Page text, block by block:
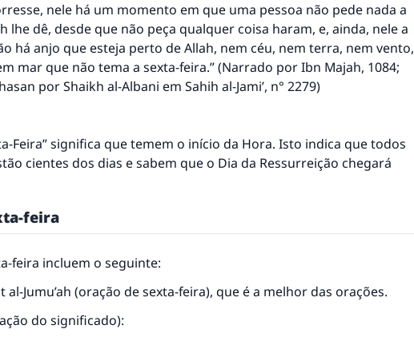
nele há um momento em que uma pessoa não pede nada a
lhe dê, desde que não peça qualquer coisa haram, e, ainda, nele a
há anjo que esteja perto de Allah, nem céu, nem terra, nem vento,
mar que não tema a sexta-feira.” (Narrado por Ibn Majah, 1084;
por Shaikh al-Albani em Sahih al-Jami’, n° 2279)
Feira” significa que temem o início da Hora. Isto indica que todos
cientes dos dias e sabem que o Dia da Ressurreição chegará
feira
feira incluem o seguinte:
al-Jumu’ah (oração de sexta-feira), que é a melhor das orações.
do significado):